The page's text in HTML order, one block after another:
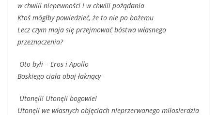
w chwili niepewności i w chwili pożądania
Ktoś mógłby powiedzieć, że to nie po bożemu
Lecz czym maja się przejmować bóstwa własnego
przeznaczenia?
Oto byli – Eros i Apollo
Boskiego ciała obaj łaknący
Utonęli! Utonęli bogowie!
Utonęli we własnych objęciach nieprzerwanego miłosierdzia